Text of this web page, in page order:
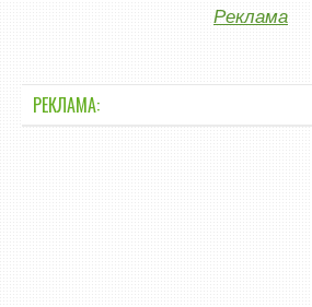
Реклама
РЕКЛАМА: